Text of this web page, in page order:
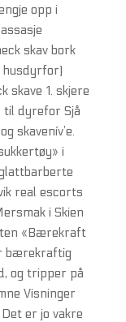
opp i
skav bork
husdyrfor)
skave 1. skjere
til dyrefor Sjå
skavenív’e.
i
real escorts
i Skien
«Bærekraft
bærekraftig
og tripper på
Visninger
er jo vakre